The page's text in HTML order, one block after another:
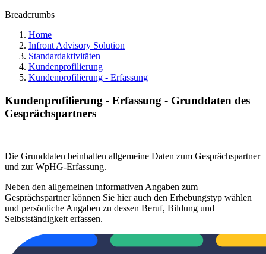
Breadcrumbs
Home
Infront Advisory Solution
Standardaktivitäten
Kundenprofilierung
Kundenprofilierung - Erfassung
Kundenprofilierung - Erfassung - Grunddaten des
Gesprächspartners
Die Grunddaten beinhalten allgemeine Daten zum Gesprächspartner
und zur WpHG-Erfassung.
Neben den allgemeinen informativen Angaben zum
Gesprächspartner können Sie hier auch den Erhebungstyp wählen
und persönliche Angaben zu dessen Beruf, Bildung und
Selbstständigkeit erfassen.